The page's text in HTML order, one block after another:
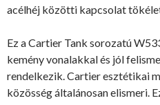
acélhéj közötti kapcsolat
Ez a Cartier Tank sorozatú
kemény vonalakkal és jól
rendelkezik. Cartier esztétikai
közösség általánosan elismeri.